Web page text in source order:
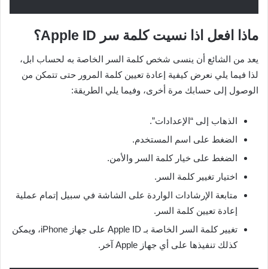
ماذا افعل اذا نسيت كلمة سر Apple ID؟
يعد من الشائع أن ينسى شخص كلمة السر الخاصة به لحساب ابل،
لذا فيما يلي نعرض كيفية إعادة تعيين كلمة المرور حتى تتمكن من
الوصول إلى حسابك مرة أخرى، وفيما يلي الطريقة:
الذهاب إلى “الإعدادات”.
الضغط على اسم المستخدم.
الضغط على خيار كلمة السر والأمن.
اختيار تغيير كلمة السر.
متابعة الإرشادات الواردة على الشاشة في سبيل إتمام عملية
إعادة تعيين كلمة السر.
تغيير كلمة السر الخاصة بـ Apple ID على جهاز iPhone، ويمكن
كذلك تنفيذها على أي جهاز Apple آخر.